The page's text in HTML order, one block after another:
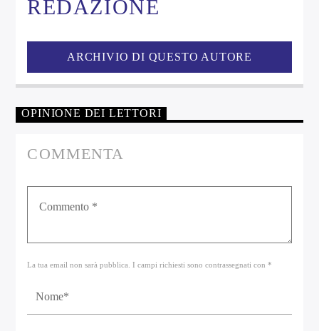
REDAZIONE
ARCHIVIO DI QUESTO AUTORE
OPINIONE DEI LETTORI
COMMENTA
La tua email non sarà pubblica. I campi richiesti sono contrassegnati con *